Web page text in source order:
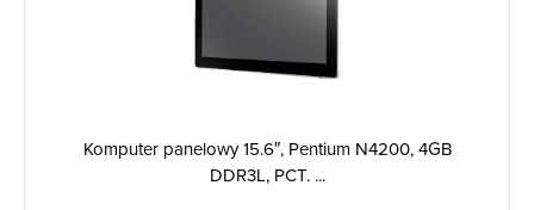
Komputer panelowy 15.6″, Pentium N4200, 4GB
DDR3L, PCT. ...